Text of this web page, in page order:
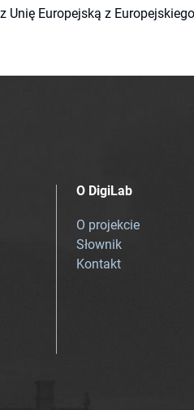
Europejską z
O DigiLab
O projekcie
Słownik
Kontakt